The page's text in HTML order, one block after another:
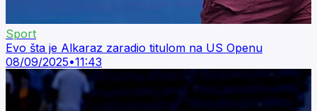
Sport
Evo šta je Alkaraz zaradio titulom na US Openu
08/09/2025•11:43